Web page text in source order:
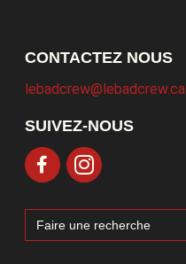
CONTACTEZ NOUS
lebadcrew@lebadcrew.ca
SUIVEZ-NOUS
Search
for: